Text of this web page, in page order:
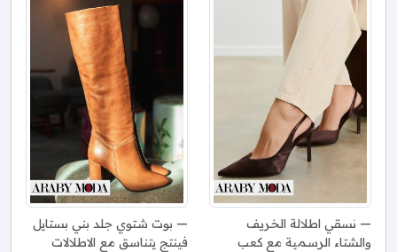
نسقي اطلالة الخريف
والشتاء الرسمية مع كعب
بوت شتوي جلد بني بستايل
فينتج يتناسق مع الاطلالات